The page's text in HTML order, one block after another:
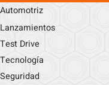
Automotriz
Lanzamientos
Test Drive
Tecnología
Seguridad